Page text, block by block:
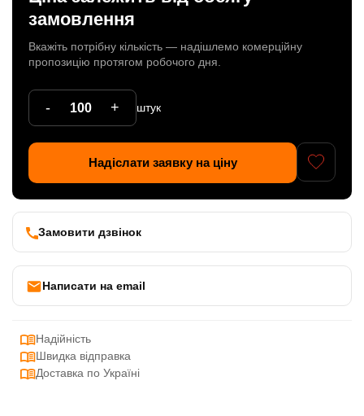
замовлення
Вкажіть потрібну кількість — надішлемо комерційну
пропозицію протягом робочого дня.
- + штук
Надіслати заявку на ціну
Замовити дзвінок
Написати на email
Надійність
Швидка відправка
Доставка по Україні
Патрони
Кабельна продукція
Елементи кріплення
Продукція з пластика
Литі елементи
Дерев'яні вироби